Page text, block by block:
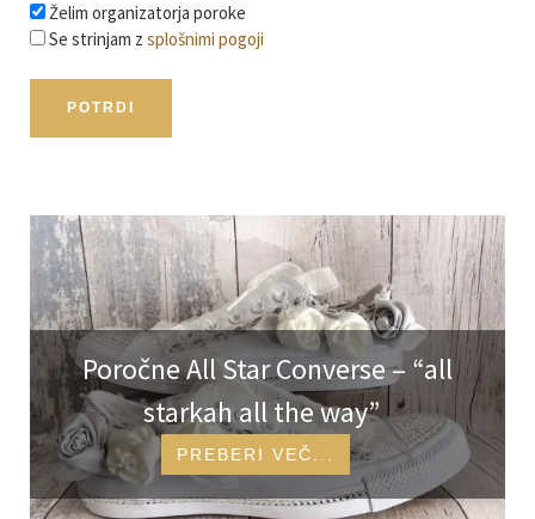
Želim organizatorja poroke
Se strinjam z splošnimi pogoji
Izpostavljeni poročni članki in
Poročne All Star Converse – “all
starkah all the way”
PREBERI VEČ...